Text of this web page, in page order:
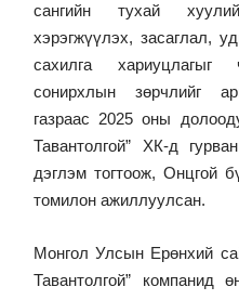
сангийн тухай
хэрэгжүүлэх, засаглал,
сахилга хариуцлагыг
сонирхлын зөрчлийг
газраас 2025 оны
Тавантолгой” ХК-д
дэглэм тогтоож, Онцгой
томилон ажиллуулсан.
Монгол Улсын Ерөнхий
Тавантолгой” компанид